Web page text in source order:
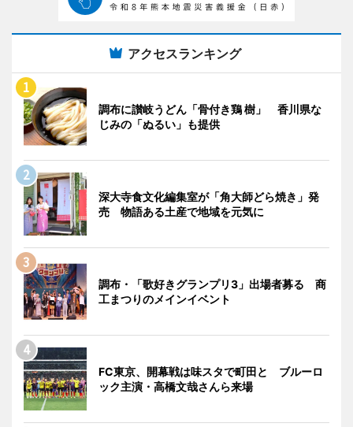
アクセスランキング
調布に讃岐うどん「骨付き鶏 樹」 香川県な
じみの「ぬるい」も提供
深大寺食文化編集室が「角大師どら焼き」発
売 物語ある土産で地域を元気に
調布・「歌好きグランプリ3」出場者募る 商
工まつりのメインイベント
FC東京、開幕戦は味スタで町田と ブルーロ
ック主演・高橋文哉さんら来場